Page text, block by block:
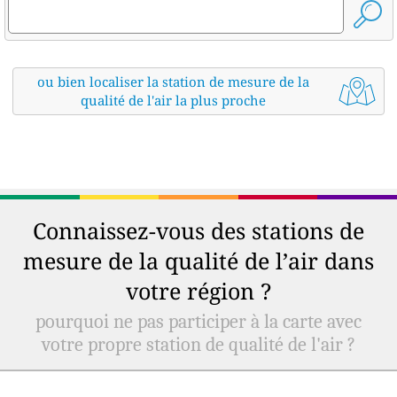
ou bien localiser la station de mesure de la
qualité de l'air la plus proche
Connaissez-vous des stations de
mesure de la qualité de l’air dans
votre région ?
pourquoi ne pas participer à la carte avec
votre propre station de qualité de l'air ?